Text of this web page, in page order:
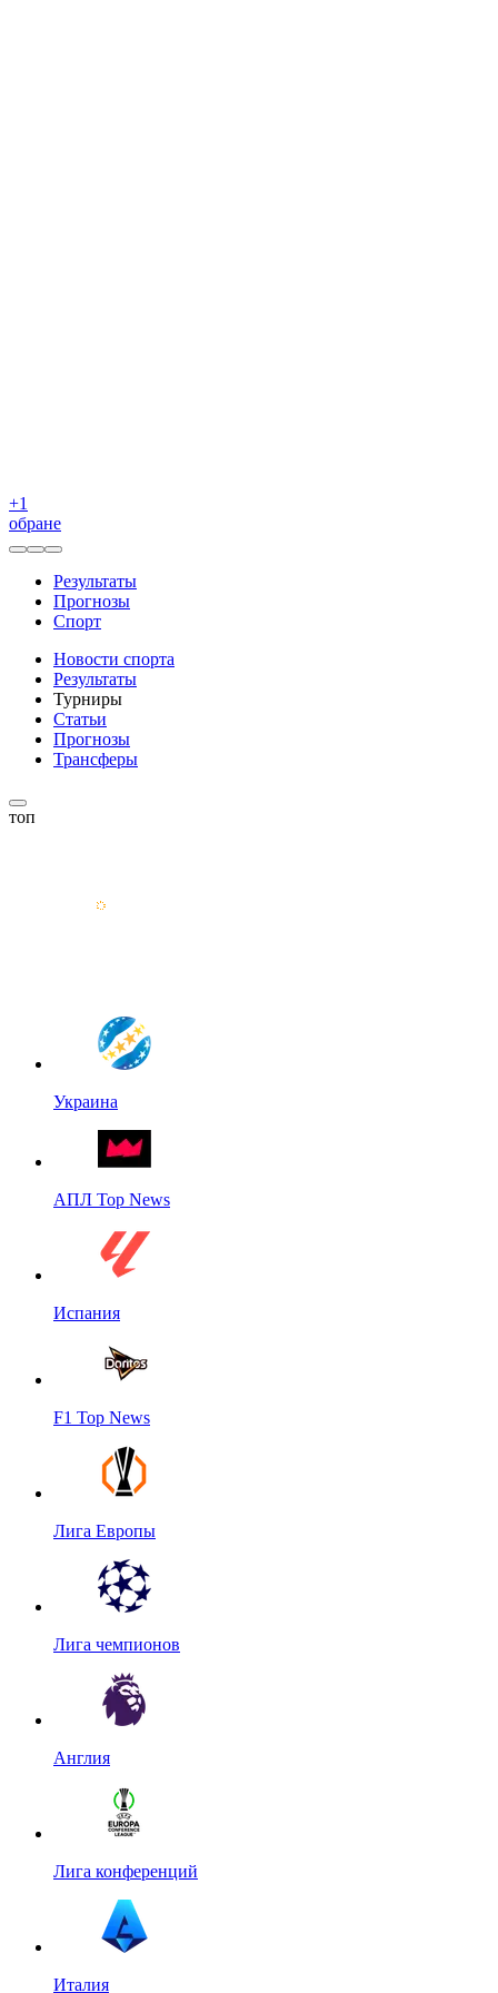
+1
обране
Результаты
Прогнозы
Спорт
Новости спорта
Результаты
Турниры
Статьи
Прогнозы
Трансферы
топ
Украина
АПЛ Top News
Испания
F1 Top News
Лига Европы
Лига чемпионов
Англия
Лига конференций
Италия